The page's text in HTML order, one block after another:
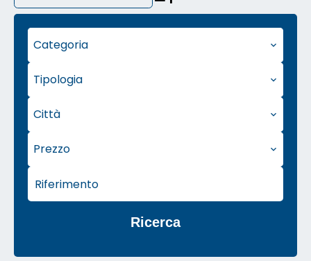
Categoria
Tipologia
Città
Prezzo
Ricerca